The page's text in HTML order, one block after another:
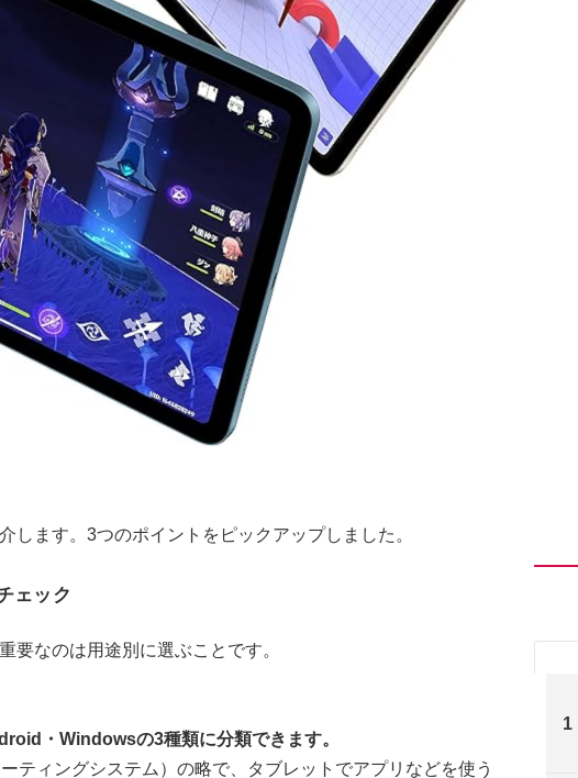
します。3つのポイントをピックアップしました。
ェック
要なのは用途別に選ぶことです。
・Windowsの3種類に分類できます。
ティングシステム）の略で、タブレットでアプリなどを使う
1